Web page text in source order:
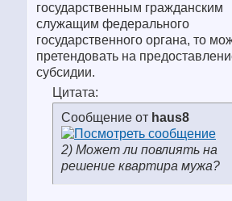
государственным гражданским
служащим федерального
государственного органа, то
претендовать на
субсидии.
Цитата:
Сообщение от haus8
2) Может ли повлиять на
решение квартира мужа?